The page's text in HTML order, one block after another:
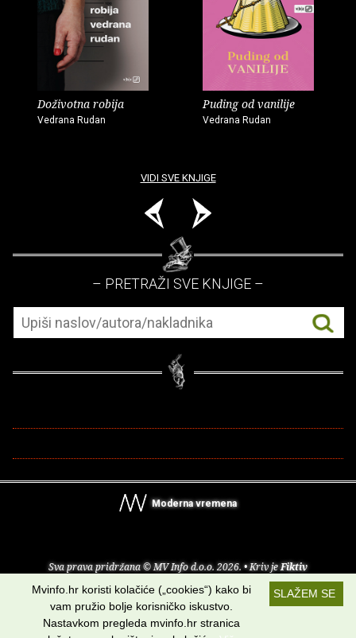
Doživotna robija
Vedrana Rudan
Puding od vanilije
Vedrana Rudan
VIDI SVE KNJIGE
– PRETRAŽI SVE KNJIGE –
Moderna vremena
Sva prava pridržana © MV Info d.o.o. 2026. • Kriv jeFiktiv
Uvjeti korištenja RSS kanali
Potraži nas na:
SLAŽEM SE
Mvinfo.hr koristi kolačiće („cookies“) kako bi
vam pružio bolje korisničko iskustvo.
Nastavkom pregleda mvinfo.hr stranica